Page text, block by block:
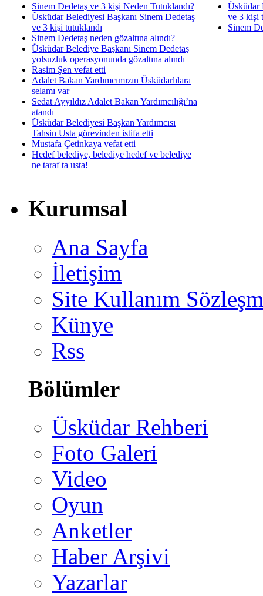
Sinem Dedetaş ve 3 kişi Neden Tutuklandı?
Üsküdar Belediyesi Başkanı Sinem Dedetaş
ve 3 kişi tutuklandı
Sinem Dedetaş neden gözaltına alındı?
Üsküdar Belediye Başkanı Sinem Dedetaş
yolsuzluk operasyonunda gözaltına alındı
Rasim Şen vefat etti
Adalet Bakan Yardımcımızın Üsküdarlılara
selamı var
Sedat Ayyıldız Adalet Bakan Yardımcılığı’na
atandı
Üsküdar Belediyesi Başkan Yardımcısı
Tahsin Usta görevinden istifa etti
Mustafa Çetinkaya vefat etti
Hedef belediye, belediye hedef ve belediye
ne taraf ta usta!
Üsküdar
ve 3 kişi
Sinem
Kurumsal
Ana Sayfa
İletişim
Site Kullanım
Künye
Rss
Bölümler
Üsküdar Rehberi
Foto Galeri
Video
Oyun
Anketler
Haber Arşivi
Yazarlar